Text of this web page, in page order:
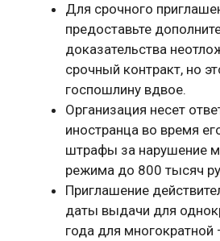
Для срочного
предоставьте
доказательства
срочный контракт, но
госпошлину вдвое.
Организация несет
иностранца во время
штрафы за нарушение
режима до 800 тысяч
Приглашение
даты выдачи для
года для многократной